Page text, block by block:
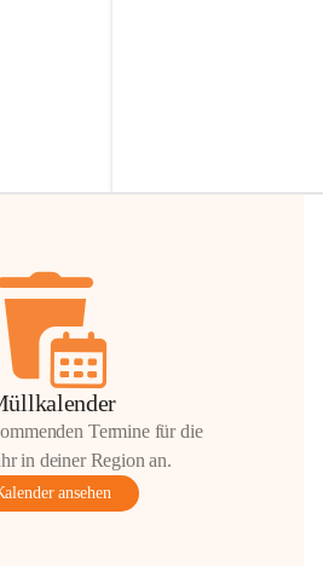
Termine für die
in deiner Region an.
ansehen